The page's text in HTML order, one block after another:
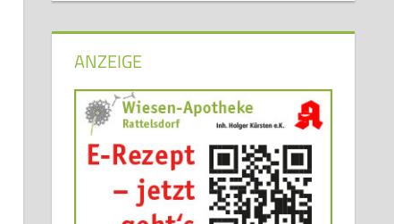
ANZEIGE